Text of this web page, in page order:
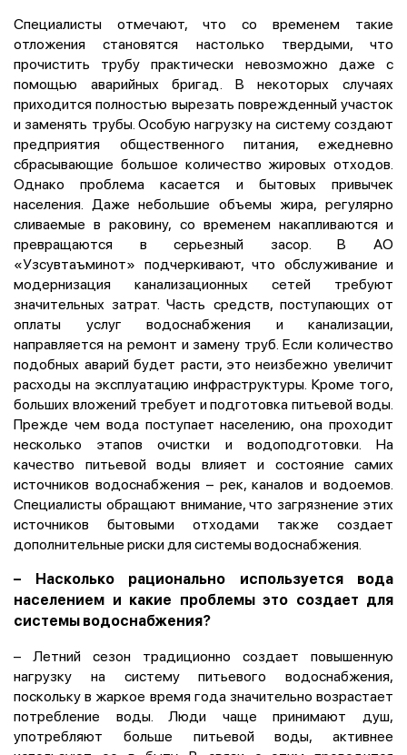
Специалисты отмечают, что со временем такие
отложения становятся настолько твердыми, что
прочистить трубу практически невозможно даже с
помощью аварийных бригад. В некоторых случаях
приходится полностью вырезать поврежденный участок
и заменять трубы. Особую нагрузку на систему создают
предприятия общественного питания, ежедневно
сбрасывающие большое количество жировых отходов.
Однако проблема касается и бытовых привычек
населения. Даже небольшие объемы жира, регулярно
сливаемые в раковину, со временем накапливаются и
превращаются в серьезный засор. В АО
«Узсувтаъминот» подчеркивают, что обслуживание и
модернизация канализационных сетей требуют
значительных затрат. Часть средств, поступающих от
оплаты услуг водоснабжения и канализации,
направляется на ремонт и замену труб. Если количество
подобных аварий будет расти, это неизбежно увеличит
расходы на эксплуатацию инфраструктуры. Кроме того,
больших вложений требует и подготовка питьевой воды.
Прежде чем вода поступает населению, она проходит
несколько этапов очистки и водоподготовки. На
качество питьевой воды влияет и состояние самих
источников водоснабжения – рек, каналов и водоемов.
Специалисты обращают внимание, что загрязнение этих
источников бытовыми отходами также создает
дополнительные риски для системы водоснабжения.
– Насколько рационально используется вода
населением и какие проблемы это создает для
системы водоснабжения?
– Летний сезон традиционно создает повышенную
нагрузку на систему питьевого водоснабжения,
поскольку в жаркое время года значительно возрастает
потребление воды. Люди чаще принимают душ,
употребляют больше питьевой воды, активнее